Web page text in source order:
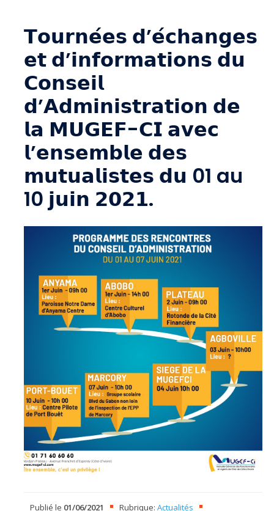
𝗧𝗼𝘂𝗿𝗻𝗲́𝗲𝘀 𝗱’𝗲́𝗰𝗵𝗮𝗻𝗴𝗲𝘀
𝗲𝘁 𝗱’𝗶𝗻𝗳𝗼𝗿𝗺𝗮𝘁𝗶𝗼𝗻𝘀 𝗱𝘂
𝗖𝗼𝗻𝘀𝗲𝗶𝗹
𝗱’𝗔𝗱𝗺𝗶𝗻𝗶𝘀𝘁𝗿𝗮𝘁𝗶𝗼𝗻 𝗱𝗲
𝗹𝗮 𝗠𝗨𝗚𝗘𝗙-𝗖𝗜 𝗮𝘃𝗲𝗰
𝗹’𝗲𝗻𝘀𝗲𝗺𝗯𝗹𝗲 𝗱𝗲𝘀
𝗺𝘂𝘁𝘂𝗮𝗹𝗶𝘀𝘁𝗲𝘀 𝗱𝘂 01 au
10 𝗷𝘂𝗶𝗻 𝟮𝟬𝟮𝟭.
Publié le 01/06/2021 Rubrique: Actualités